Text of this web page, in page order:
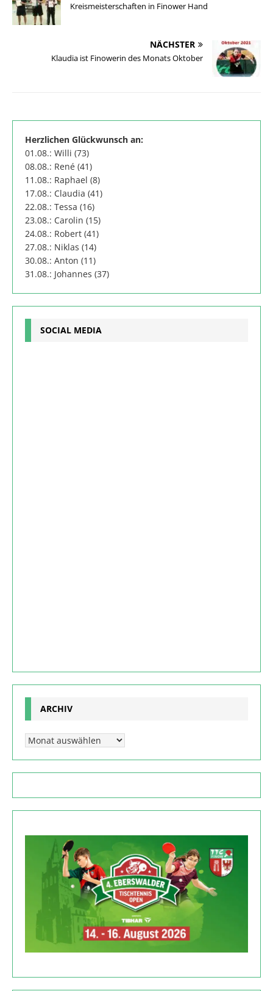
Kreismeisterschaften in Finower Hand
NÄCHSTER
Klaudia ist Finowerin des Monats Oktober
Herzlichen Glückwunsch an:
01.08.: Willi (73)
08.08.: René (41)
11.08.: Raphael (8)
17.08.: Claudia (41)
22.08.: Tessa (16)
23.08.: Carolin (15)
24.08.: Robert (41)
27.08.: Niklas (14)
30.08.: Anton (11)
31.08.: Johannes (37)
SOCIAL MEDIA
ARCHIV